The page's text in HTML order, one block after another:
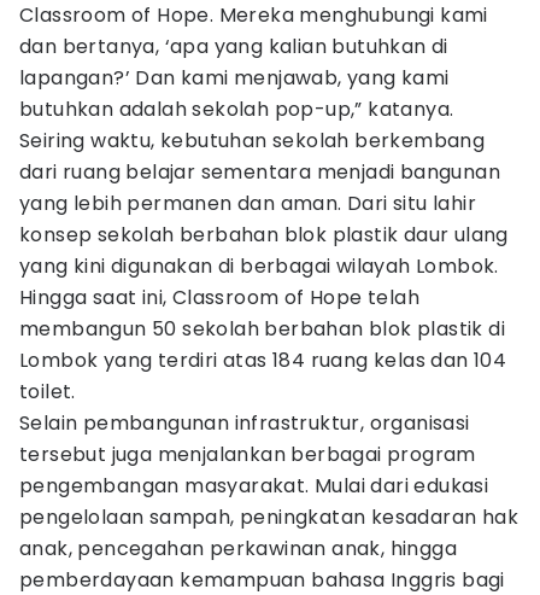
Classroom of Hope. Mereka menghubungi kami
dan bertanya, ‘apa yang kalian butuhkan di
lapangan?’ Dan kami menjawab, yang kami
butuhkan adalah sekolah pop-up,” katanya.
Seiring waktu, kebutuhan sekolah berkembang
dari ruang belajar sementara menjadi bangunan
yang lebih permanen dan aman. Dari situ lahir
konsep sekolah berbahan blok plastik daur ulang
yang kini digunakan di berbagai wilayah Lombok.
Hingga saat ini, Classroom of Hope telah
membangun 50 sekolah berbahan blok plastik di
Lombok yang terdiri atas 184 ruang kelas dan 104
toilet.
Selain pembangunan infrastruktur, organisasi
tersebut juga menjalankan berbagai program
pengembangan masyarakat. Mulai dari edukasi
pengelolaan sampah, peningkatan kesadaran hak
anak, pencegahan perkawinan anak, hingga
pemberdayaan kemampuan bahasa Inggris bagi